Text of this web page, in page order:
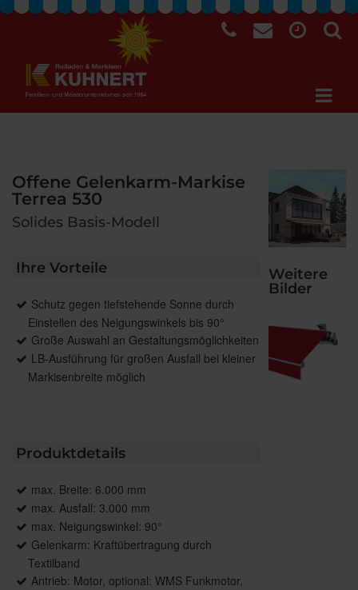
Offene Gelenkarm-Markise
Terrea 530
Solides Basis-Modell
Ihre Vorteile
Schutz gegen tiefstehende Sonne durch
Einstellen des Neigungswinkels bis 90°
Große Auswahl an Gestaltungsmöglichkeiten
LB-Ausführung für großen Ausfall bei kleiner
Markisenbreite möglich
Produktdetails
max. Breite: 6.000 mm
max. Ausfall: 3.000 mm
max. Neigungswinkel: 90°
Gelenkarm: Kraftübertragung durch
Textilband
Antrieb: Motor, optional: WMS Funkmotor,
Weitere
Bilder